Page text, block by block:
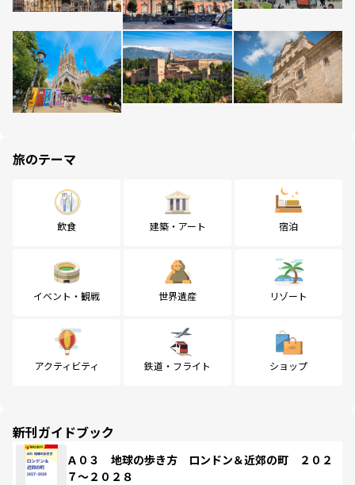
旅のテーマ
飲食 建築・アート 宿泊
イベント・観戦 世界遺産 リゾート
アクティビティ 鉄道・フライト ショップ
新刊ガイドブック
Ａ０３ 地球の歩き方 ロンドン＆近郊の町 ２０２
７～２０２８